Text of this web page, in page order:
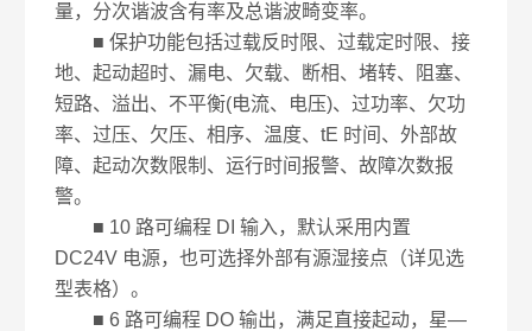
量，分次谐波含有率及总谐波畸变率。
■ 保护功能包括过载反时限、过载定时限、接
地、起动超时、漏电、欠载、断相、堵转、阻塞、
短路、溢出、不平衡(电流、电压)、过功率、欠功
率、过压、欠压、相序、温度、tE 时间、外部故
障、起动次数限制、运行时间报警、故障次数报
警。
■ 10 路可编程 DI 输入，默认采用内置
DC24V 电源，也可选择外部有源湿接点（详见选
型表格）。
■ 6 路可编程 DO 输出，满足直接起动，星—